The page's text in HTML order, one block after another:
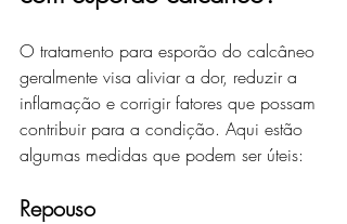
O tratamento para esporão do calcâneo
geralmente visa aliviar a dor, reduzir a
inflamação e corrigir fatores que possam
contribuir para a condição. Aqui estão
algumas medidas que podem ser úteis:
Repouso